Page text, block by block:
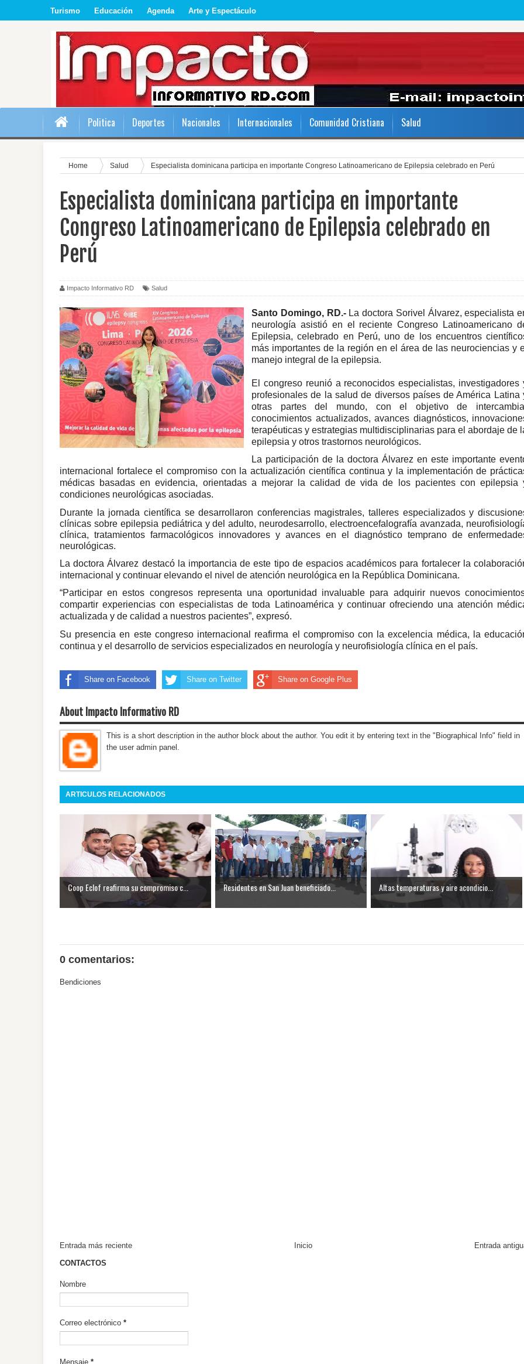
Turismo Educación Agenda Arte y Espectáculo
Politica Deportes Nacionales Internacionales Comunidad Cristiana Salud
Home Salud Especialista dominicana participa en importante Congreso Latinoamericano de Epilepsia celebrado en Perú
Especialista dominicana participa en importante
Congreso Latinoamericano de Epilepsia celebrado en
Perú
Impacto Informativo RD Salud
Santo Domingo, RD.-La doctora Sorivel Álvarez, especialista
neurología asistió en el reciente Congreso Latinoamericano
Epilepsia, celebrado en Perú, uno de los encuentros
más importantes de la región en el área de las neurociencias y
manejo integral de la epilepsia.
El congreso reunió a reconocidos especialistas, investigadores
profesionales de la salud de diversos países de América Latina
otras partes del mundo, con el objetivo de
conocimientos actualizados, avances diagnósticos,
terapéuticas y estrategias multidisciplinarias para el abordaje de
epilepsia y otros trastornos neurológicos.
La participación de la doctora Álvarez en este importante
internacional fortalece el compromiso con la actualización científica continua y la implementación de
médicas basadas en evidencia, orientadas a mejorar la calidad de vida de los pacientes con epilepsia
condiciones neurológicas asociadas.
Durante la jornada científica se desarrollaron conferencias magistrales, talleres especializados y
clínicas sobre epilepsia pediátrica y del adulto, neurodesarrollo, electroencefalografía avanzada,
clínica, tratamientos farmacológicos innovadores y avances en el diagnóstico temprano de
neurológicas.
La doctora Álvarez destacó la importancia de este tipo de espacios académicos para fortalecer la
internacional y continuar elevando el nivel de atención neurológica en la República Dominicana.
“Participar en estos congresos representa una oportunidad invaluable para adquirir nuevos
compartir experiencias con especialistas de toda Latinoamérica y continuar ofreciendo una atención
actualizada y de calidad a nuestros pacientes”, expresó.
Su presencia en este congreso internacional reafirma el compromiso con la excelencia médica, la
continua y el desarrollo de servicios especializados en neurología y neurofisiología clínica en el país.
Share on Facebook Share on Twitter Share on Google Plus
About Impacto Informativo RD
This is a short description in the author block about the author. You edit it by entering text in the "Biographical Info" field in
the user admin panel.
ARTICULOS RELACIONADOS
Coop Eclof reafirma su compromiso c... Residentes en San Juan beneficiado... Altas temperaturas y aire acondicio...
0 comentarios:
Bendiciones
Entrada más reciente Entrada
Inicio
CONTACTOS
Nombre
Correo electrónico *
Mensaje *